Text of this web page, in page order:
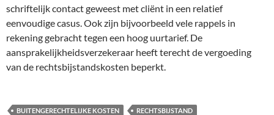
schriftelijk contact geweest met cliënt in een relatief
eenvoudige casus. Ook zijn bijvoorbeeld vele rappels in
rekening gebracht tegen een hoog uurtarief. De
aansprakelijkheidsverzekeraar heeft terecht de vergoeding
van de rechtsbijstandskosten beperkt.
BUITENGERECHTELIJKE KOSTEN
RECHTSBIJSTAND